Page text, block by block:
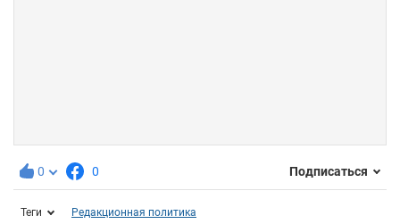
0 0 Подписаться
Теги Редакционная политика